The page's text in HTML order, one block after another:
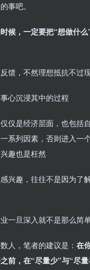
事吧。
候，一定要把“想做什
馈，不然理想抵抗不过
心沉浸其中的过程
仅是经济层面，也包括
系列因素，否则进入一
趣也是枉然
兴趣，往往不是因为了
一旦深入就不是那么简单
人，笔者的建议是： 在
前，在“尽量少”与“尽